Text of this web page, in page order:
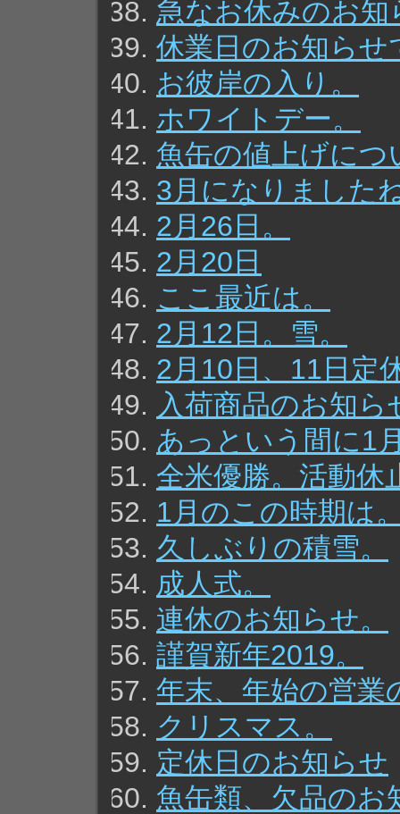
急なお休みのお知
休業日のお知らせ
お彼岸の入り。
ホワイトデー。
魚缶の値上げにつ
3月になりました
2月26日。
2月20日
ここ最近は。
2月12日。雪。
2月10日、11日定
入荷商品のお知ら
あっという間に1
全米優勝。活動休
1月のこの時期は
久しぶりの積雪。
成人式。
連休のお知らせ。
謹賀新年2019。
年末、年始の営業
クリスマス。
定休日のお知らせ
魚缶類、欠品のお